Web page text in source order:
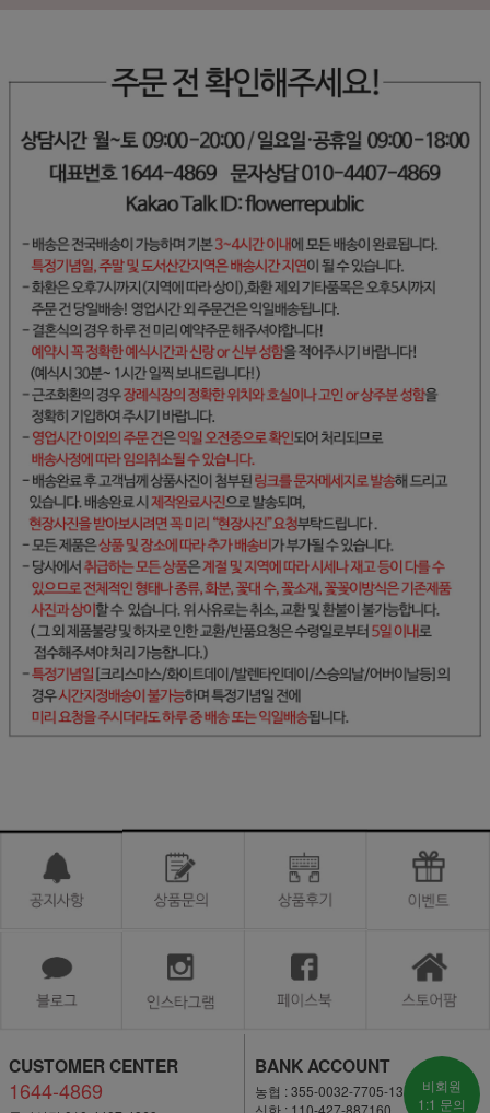
CUSTOMER CENTER
1644-4869
BANK ACCOUNT
농협 : 355-0032-7705-13
신한 : 110-427-887160
비회원
1:1 문의